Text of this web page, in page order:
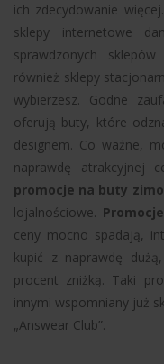
ich zdecydowanie
sklepy internetowe
sprawdzonych
również sklepy
wybierzesz. Godne
oferują buty, które
designem. Co ważne,
naprawdę atrakcyjnej
promocje na buty
lojalnościowe.
ceny mocno spadają,
kupić z naprawdę
procent zniżką. Taki
innymi wspomniany już
„Answear Club”.